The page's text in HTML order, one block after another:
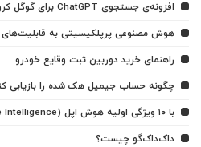
افزونه‌ی جستجوی ChatGPT برای گوگل کروم معرفی شد
هوش مصنوعی پرپلکیسیتی به
راهنمای خرید دوربین ثبت وقایع خودرو
چگونه حساب جیمیل هک شده را بازیابی
با ۱۰ ویژگی اولیه هوش اپل (Apple Intelligence) آشنا شوید
داک‌داک‌گو چیست؟